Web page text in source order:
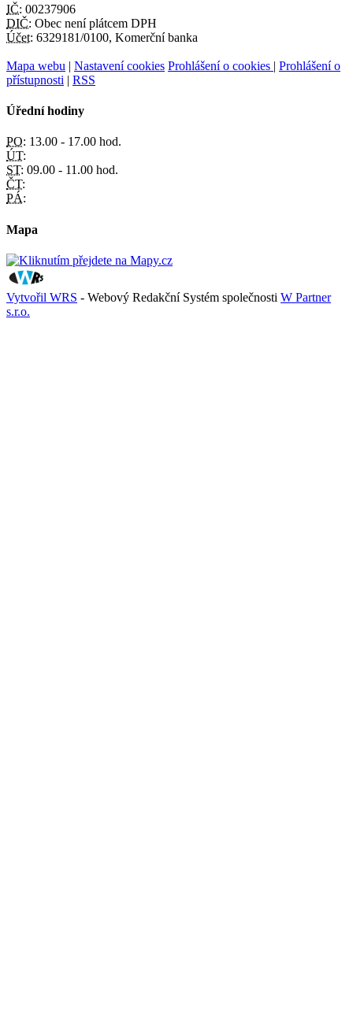
IČ: 00237906
DIČ: Obec není plátcem DPH
Účet: 6329181/0100, Komerční banka
Mapa webu | Nastavení cookies Prohlášení o cookies | Prohlášení o
přístupnosti | RSS
Úřední hodiny
PO: 13.00 - 17.00 hod.
ÚT:
ST: 09.00 - 11.00 hod.
ČT:
PÁ:
Mapa
Vytvořil WRS - Webový Redakční Systém společnosti W Partner
s.r.o.